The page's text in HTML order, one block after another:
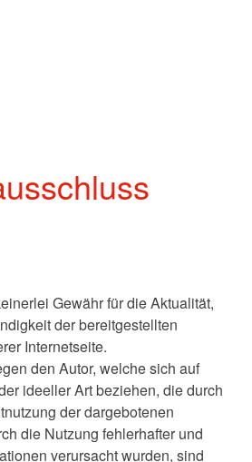
Gewähr für die Aktualität,
der bereitgestellten
Internetseite.
den Autor, welche sich auf
ideeller Art beziehen, die durch
der dargebotenen
die Nutzung fehlerhafter und
verursacht wurden, sind